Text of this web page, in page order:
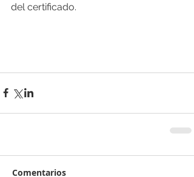
del certificado.
Comentarios